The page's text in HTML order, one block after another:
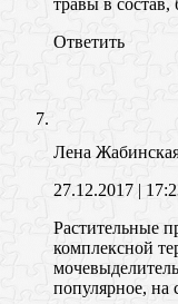
травы в
Ответить
Лена
27.12.2017 |
Растительные
комплексной
популярное, на